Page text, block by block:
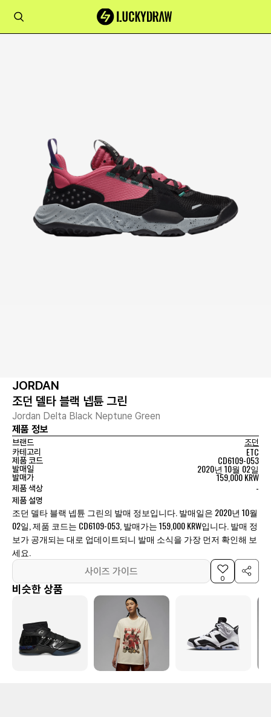
JORDAN
조던 델타 블랙 넵튠 그린
Jordan Delta Black Neptune Green
제품 정보
브랜드
조던
카테고리
ETC
제품 코드 CD6109-053
발매일 2020년 10월 02일
발매가 159,000 KRW
제품 색상 -
제품 설명
조던 델타 블랙 넵튠 그린의 발매 정보입니다. 발매일은 2020년 10월
02일, 제품 코드는 CD6109-053, 발매가는 159,000 KRW입니다. 발매 정
보가 공개되는 대로 업데이트되니 발매 소식을 가장 먼저 확인해 보
세요.
사이즈 가이드
0
비슷한 상품